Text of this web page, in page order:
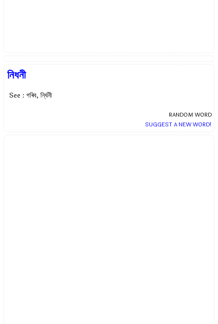
নিধনী
See : গৰিব, নি্র্ধনী
RANDOM WORD
SUGGEST A NEW WORD!